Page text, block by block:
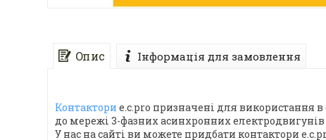
Опис Інформація для замовлення
Контактори e.c.pro призначені для використання
до мережі 3-фазних асинхронних
У нас на сайті ви можете придбати контактори